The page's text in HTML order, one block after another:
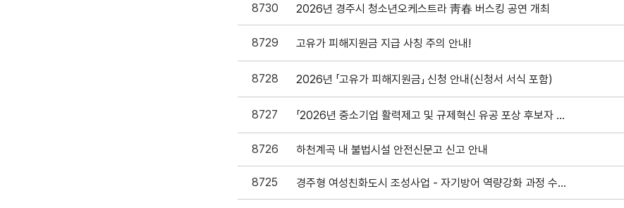
8730 2026년 경주시 청소년오케스트라 靑春 버스킹 공연 개최
8729 고유가 피해지원금 지급 사칭 주의 안내!
8728 2026년 「고유가 피해지원금」 신청 안내(신청서 서식 포함)
8727 「2026년 중소기업 활력제고 및 규제혁신 유공 포상 후보자 모집」 안내
8726 하천계곡 내 불법시설 안전신문고 신고 안내
8725 경주형 여성친화도시 조성사업 - 자기방어 역량강화 과정 수강생 모집